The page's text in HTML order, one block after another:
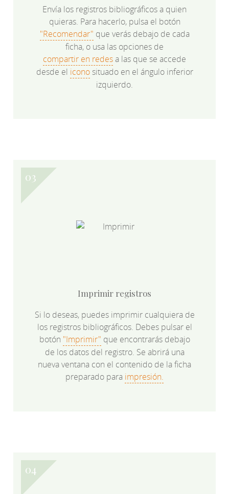
Envía los registros bibliográficos a quien
quieras. Para hacerlo, pulsa el botón
"Recomendar" que verás debajo de cada
ficha, o usa las opciones de
compartir en redesa las que se accede
desde el iconosituado en el ángulo inferior
izquierdo.
Imprimir registros
Si lo deseas, puedes imprimir cualquiera de
los registros bibliográficos. Debes pulsar el
botón "Imprimir" que encontrarás debajo
de los datos del registro. Se abrirá una
nueva ventana con el contenido de la ficha
preparado para impresión.